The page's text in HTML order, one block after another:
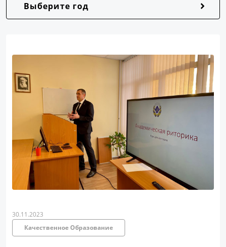
Выберите год
30.11.2023
Качественное Образование